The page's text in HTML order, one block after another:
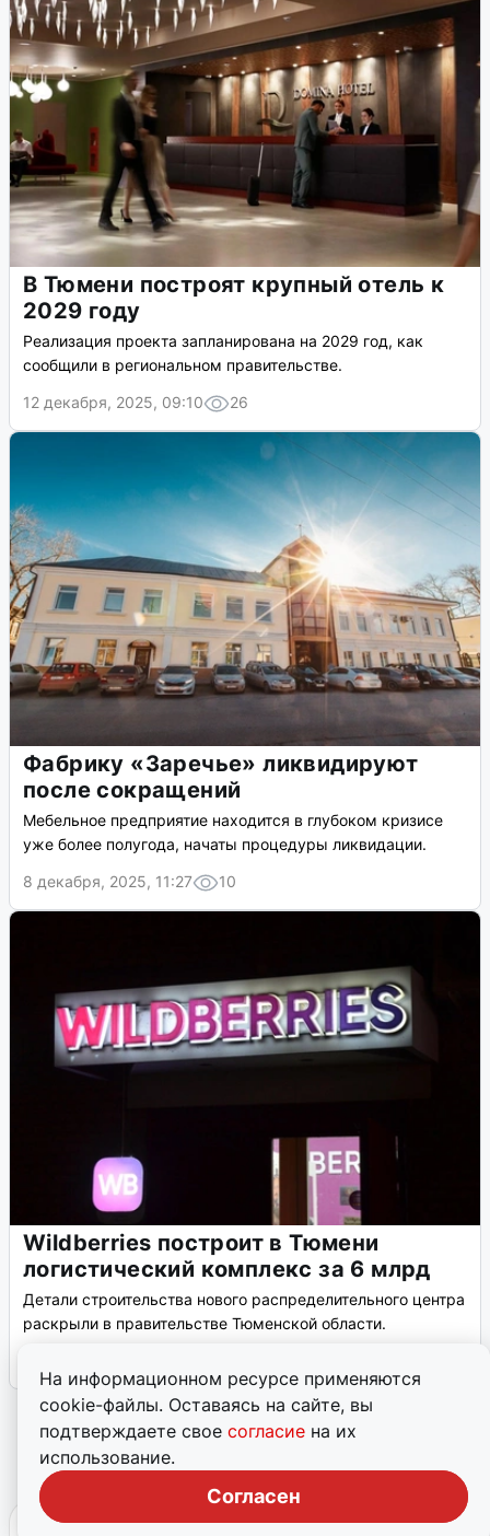
На информационном ресурсе применяются
cookie-файлы. Оставаясь на сайте, вы
подтверждаете свое согласие на их
использование.
Согласен
В Тюмени построят крупный отель к
2029 году
Реализация проекта запланирована на 2029 год, как
сообщили в региональном правительстве.
12 декабря, 2025, 09:10
26
Фабрику «Заречье» ликвидируют
после сокращений
Мебельное предприятие находится в глубоком кризисе
уже более полугода, начаты процедуры ликвидации.
8 декабря, 2025, 11:27
10
Wildberries построит в Тюмени
логистический комплекс за 6 млрд
Детали строительства нового распределительного центра
раскрыли в правительстве Тюменской области.
← 1 2 3 4 5